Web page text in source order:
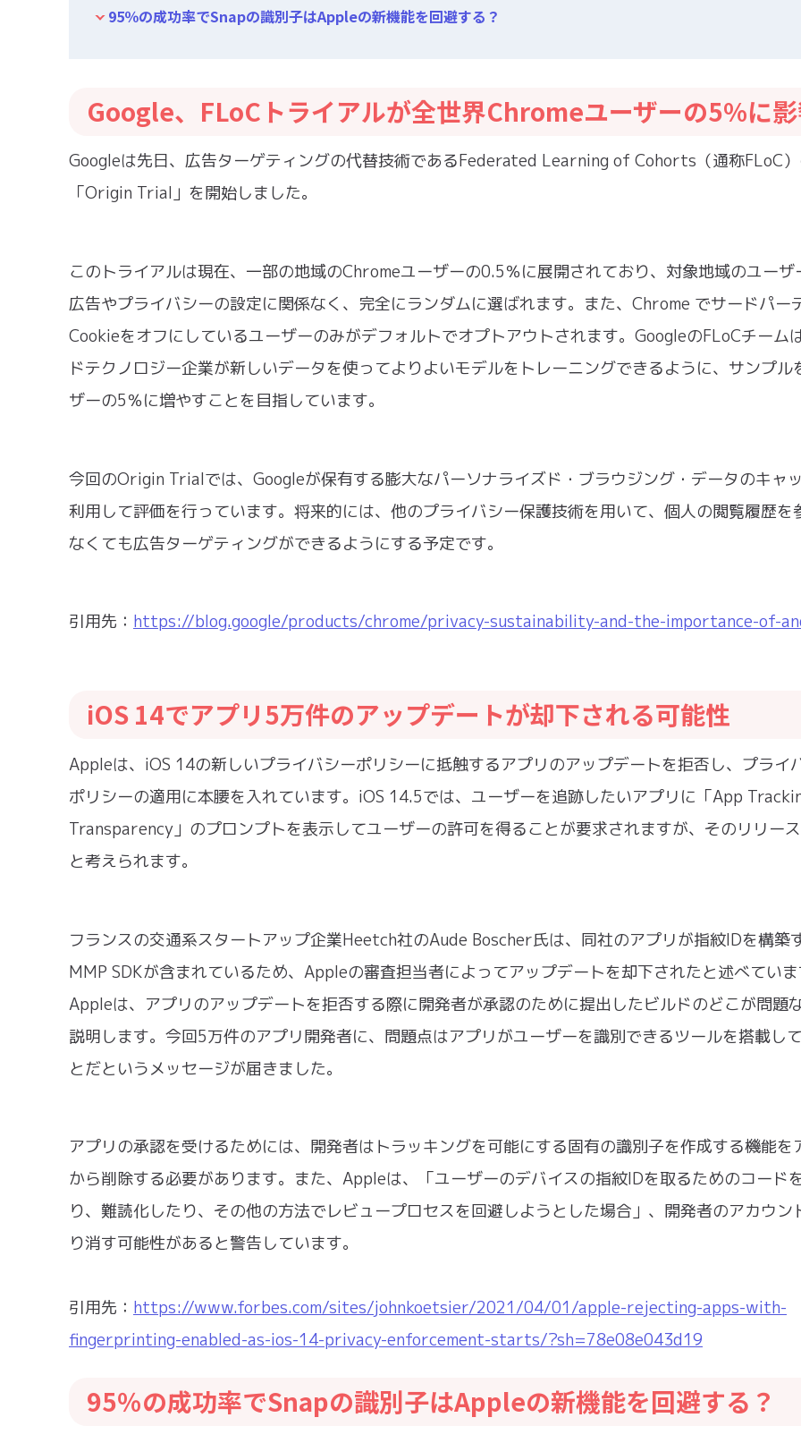
95％の成功率でSnapの識別子はAppleの新機能を回避する？
Google、FLoCトライアルが全世界Chromeユーザーの5%に
Googleは先日、広告ターゲティングの代替技術であるFederated Learning of Cohorts（通称FLoC
「Origin Trial」を開始しました。
このトライアルは現在、一部の地域のChromeユーザーの0.5％に展開されており、対象地域のユーザ
広告やプライバシーの設定に関係なく、完全にランダムに選ばれます。また、Chrome でサードパー
Cookieをオフにしているユーザーのみがデフォルトでオプトアウトされます。GoogleのFLoCチーム
ドテクノロジー企業が新しいデータを使ってよりよいモデルをトレーニングできるように、サンプル
ザーの5％に増やすことを目指しています。
今回のOrigin Trialでは、Googleが保有する膨大なパーソナライズド・ブラウジング・データのキャ
利用して評価を行っています。将来的には、他のプライバシー保護技術を用いて、個人の閲覧履歴を
なくても広告ターゲティングができるようにする予定です。
引用先： https://blog.google/products/chrome/privacy-sustainability-and-the-importance-of-
iOS 14でアプリ5万件のアップデートが却下される可能性
Appleは、iOS 14の新しいプライバシーポリシーに抵触するアプリのアップデートを拒否し、プライ
ポリシーの適用に本腰を入れています。iOS 14.5では、ユーザーを追跡したいアプリに「App
Transparency」のプロンプトを表示してユーザーの許可を得ることが要求されますが、そのリリー
と考えられます。
フランスの交通系スタートアップ企業Heetch社のAude Boscher氏は、同社のアプリが指紋IDを構築
MMP SDKが含まれているため、Appleの審査担当者によってアップデートを却下されたと述べてい
Appleは、アプリのアップデートを拒否する際に開発者が承認のために提出したビルドのどこが問題
説明します。今回5万件のアプリ開発者に、問題点はアプリがユーザーを識別できるツールを搭載し
とだというメッセージが届きました。
アプリの承認を受けるためには、開発者はトラッキングを可能にする固有の識別子を作成する機能を
から削除する必要があります。また、Appleは、「ユーザーのデバイスの指紋IDを取るためのコード
り、難読化したり、その他の方法でレビュープロセスを回避しようとした場合」、開発者のアカウン
り消す可能性があると警告しています。
引用先： https://www.forbes.com/sites/johnkoetsier/2021/04/01/apple-rejecting-apps-with-
fingerprinting-enabled-as-ios-14-privacy-enforcement-starts/?sh=78e08e043d19
95％の成功率でSnapの識別子はAppleの新機能を回避する？